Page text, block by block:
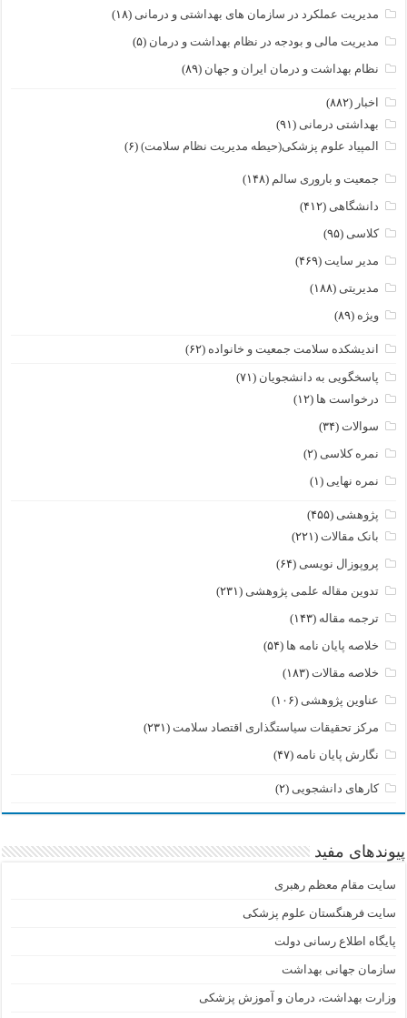
مدیریت عملکرد در سازمان های بهداشتی و درمانی (۱۸)
مدیریت مالی و بودجه در نظام بهداشت و درمان (۵)
نظام بهداشت و درمان ایران و جهان (۸۹)
اخبار (۸۸۲)
بهداشتی درمانی (۹۱)
المپیاد علوم پزشکی(حیطه مدیریت نظام سلامت) (۶)
جمعیت و باروری سالم (۱۴۸)
دانشگاهی (۴۱۲)
کلاسی (۹۵)
مدیر سایت (۴۶۹)
مدیریتی (۱۸۸)
ویژه (۸۹)
اندیشکده سلامت جمعیت و خانواده (۶۲)
پاسخگویی به دانشجویان (۷۱)
درخواست ها (۱۲)
سوالات (۳۴)
نمره کلاسی (۲)
نمره نهایی (۱)
پژوهشی (۴۵۵)
بانک مقالات (۲۲۱)
پروپوزال نویسی (۶۴)
تدوین مقاله علمی پژوهشی (۲۳۱)
ترجمه مقاله (۱۴۳)
خلاصه پایان نامه ها (۵۴)
خلاصه مقالات (۱۸۳)
عناوین پژوهشی (۱۰۶)
مرکز تحقیقات سیاستگذاری اقتصاد سلامت (۲۳۱)
نگارش پایان نامه (۴۷)
کارهای دانشجویی (۲)
پیوندهای مفید
سایت مقام معظم رهبری
سایت فرهنگستان علوم پزشکی
پایگاه اطلاع رسانی دولت
سازمان جهانی بهداشت
وزارت بهداشت، درمان و آموزش پزشکی